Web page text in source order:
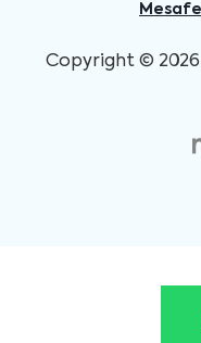
Copyright © 2026